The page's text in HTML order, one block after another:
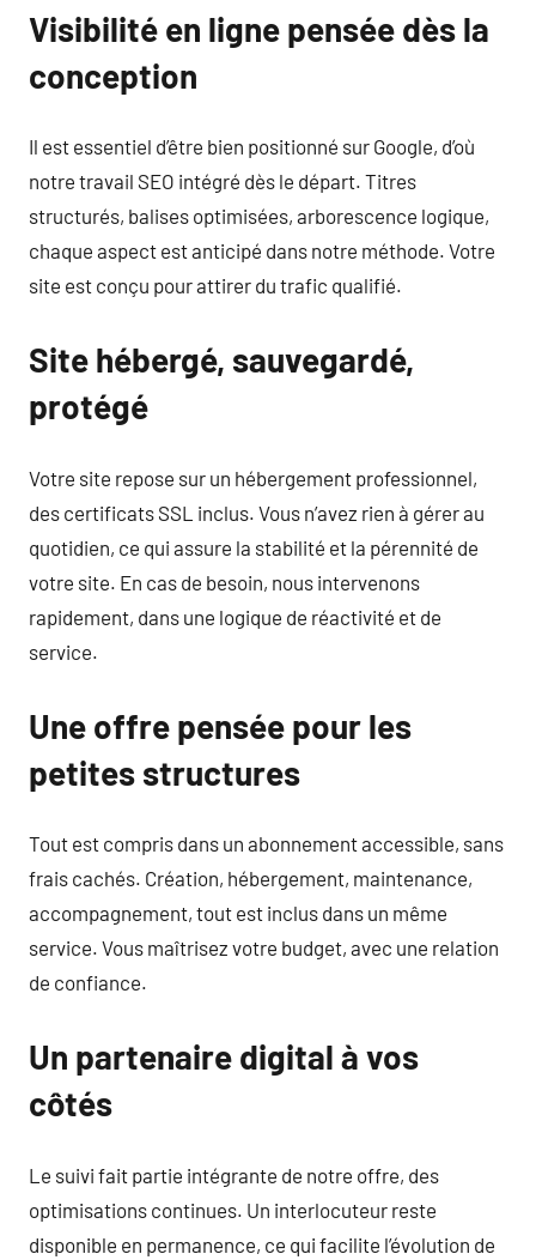
Visibilité en ligne pensée dès la
conception
Il est essentiel d’être bien positionné sur Google, d’où
notre travail SEO intégré dès le départ. Titres
structurés, balises optimisées, arborescence logique,
chaque aspect est anticipé dans notre méthode. Votre
site est conçu pour attirer du trafic qualifié.
Site hébergé, sauvegardé,
protégé
Votre site repose sur un hébergement professionnel,
des certificats SSL inclus. Vous n’avez rien à gérer au
quotidien, ce qui assure la stabilité et la pérennité de
votre site. En cas de besoin, nous intervenons
rapidement, dans une logique de réactivité et de
service.
Une offre pensée pour les
petites structures
Tout est compris dans un abonnement accessible, sans
frais cachés. Création, hébergement, maintenance,
accompagnement, tout est inclus dans un même
service. Vous maîtrisez votre budget, avec une relation
de confiance.
Un partenaire digital à vos
côtés
Le suivi fait partie intégrante de notre offre, des
optimisations continues. Un interlocuteur reste
disponible en permanence, ce qui facilite l’évolution de